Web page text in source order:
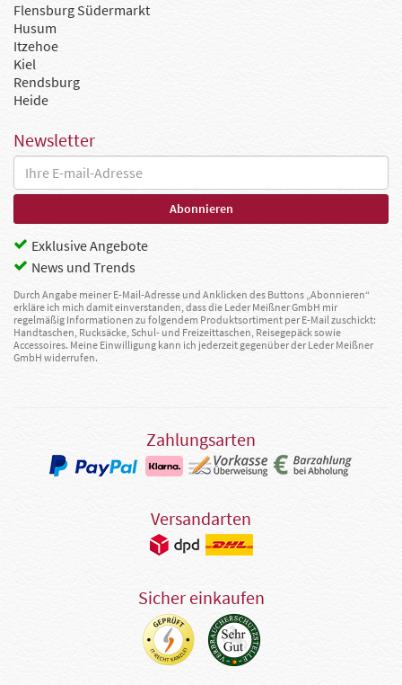
Flensburg Südermarkt
Husum
Itzehoe
Kiel
Rendsburg
Heide
Newsletter
Exklusive Angebote
News und Trends
Durch Angabe meiner E-Mail-Adresse und Anklicken des Buttons „Abonnieren“
erkläre ich mich damit einverstanden, dass die Leder Meißner GmbH mir
regelmäßig Informationen zu folgendem Produktsortiment per E-Mail zuschickt:
Handtaschen, Rucksäcke, Schul- und Freizeittaschen, Reisegepäck sowie
Accessoires. Meine Einwilligung kann ich jederzeit gegenüber der Leder Meißner
GmbH widerrufen.
Zahlungsarten
Versandarten
Sicher einkaufen